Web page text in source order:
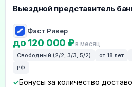
Выездной представитель
Фаст Ривер
до 120 000 ₽в месяц
Свободный (2/2, 3/3, 5/2) от 18 лет
РФ
Бонусы за количество